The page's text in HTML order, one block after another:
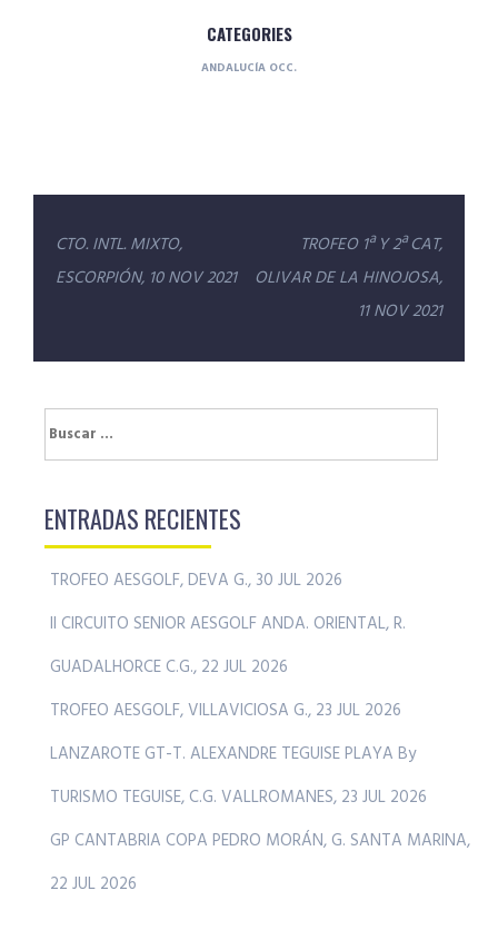
CATEGORIES
ANDALUCÍA OCC.
Navegación
de
CTO. INTL. MIXTO,
ESCORPIÓN, 10 NOV 2021
TROFEO 1ª Y 2ª CAT,
OLIVAR DE LA HINOJOSA,
11 NOV 2021
Buscar:
ENTRADAS RECIENTES
TROFEO AESGOLF, DEVA G., 30 JUL 2026
II CIRCUITO SENIOR AESGOLF ANDA. ORIENTAL, R.
GUADALHORCE C.G., 22 JUL 2026
TROFEO AESGOLF, VILLAVICIOSA G., 23 JUL 2026
LANZAROTE GT-T. ALEXANDRE TEGUISE PLAYA By
TURISMO TEGUISE, C.G. VALLROMANES, 23 JUL 2026
GP CANTABRIA COPA PEDRO MORÁN, G. SANTA MARINA,
22 JUL 2026